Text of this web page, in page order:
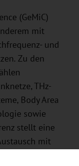
(GeMiC)
mit
und
Zu den
THz-
Body Area
sowie
stellt eine
mit